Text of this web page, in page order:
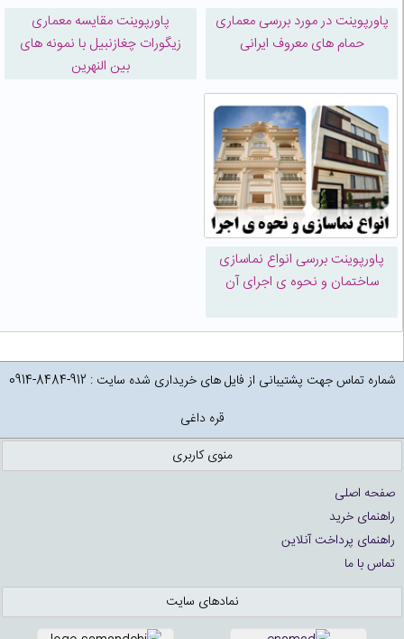
پاورپوینت در مورد بررسی معماری
حمام های معروف ایرانی
پاورپوینت مقایسه معماری
زیگورات چغازنبیل با نمونه های
بین النهرین
پاورپوینت بررسی انواع نماسازی
ساختمان و نحوه ی اجرای آن
شماره تماس جهت پشتیبانی از فایل های خریداری شده سایت : 912-8484-0914
قره داغی
منوی کاربری
صفحه اصلی
راهنمای خرید
راهنمای پرداخت آنلاین
تماس با ما
نمادهای سایت